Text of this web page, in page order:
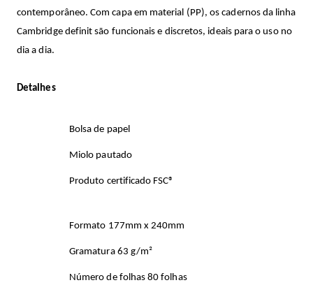
contemporâneo. Com capa em material (PP), os cadernos da linha
Cambridge definit são funcionais e discretos, ideais para o uso no
dia a dia.
Detalhes
Bolsa de papel
Miolo pautado
Produto certificado FSC®
Formato 177mm x 240mm
Gramatura 63 g/m²
Número de folhas 80 folhas